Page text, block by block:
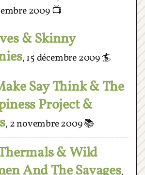
& Skinny
,15 décembre 2009
Say Think & The
Project &
,2 novembre 2009 📚
& Wild
And The Savages
2009⛲️